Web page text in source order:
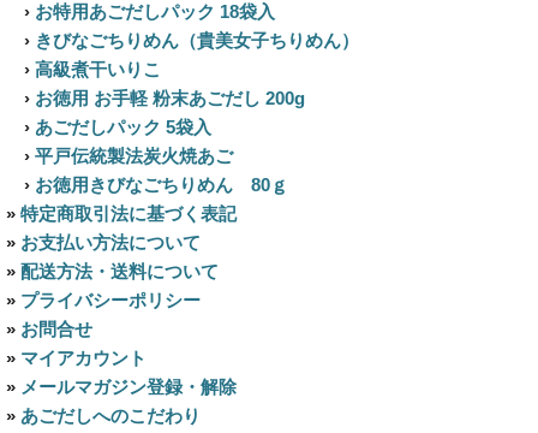
› お特用あごだしパック 18袋入
› きびなごちりめん（貴美女子ちりめん）
› 高級煮干いりこ
› お徳用 お手軽 粉末あごだし 200g
› あごだしパック 5袋入
› 平戸伝統製法炭火焼あご
› お徳用きびなごちりめん 80ｇ
» 特定商取引法に基づく表記
» お支払い方法について
» 配送方法・送料について
» プライバシーポリシー
» お問合せ
» マイアカウント
» メールマガジン登録・解除
» あごだしへのこだわり